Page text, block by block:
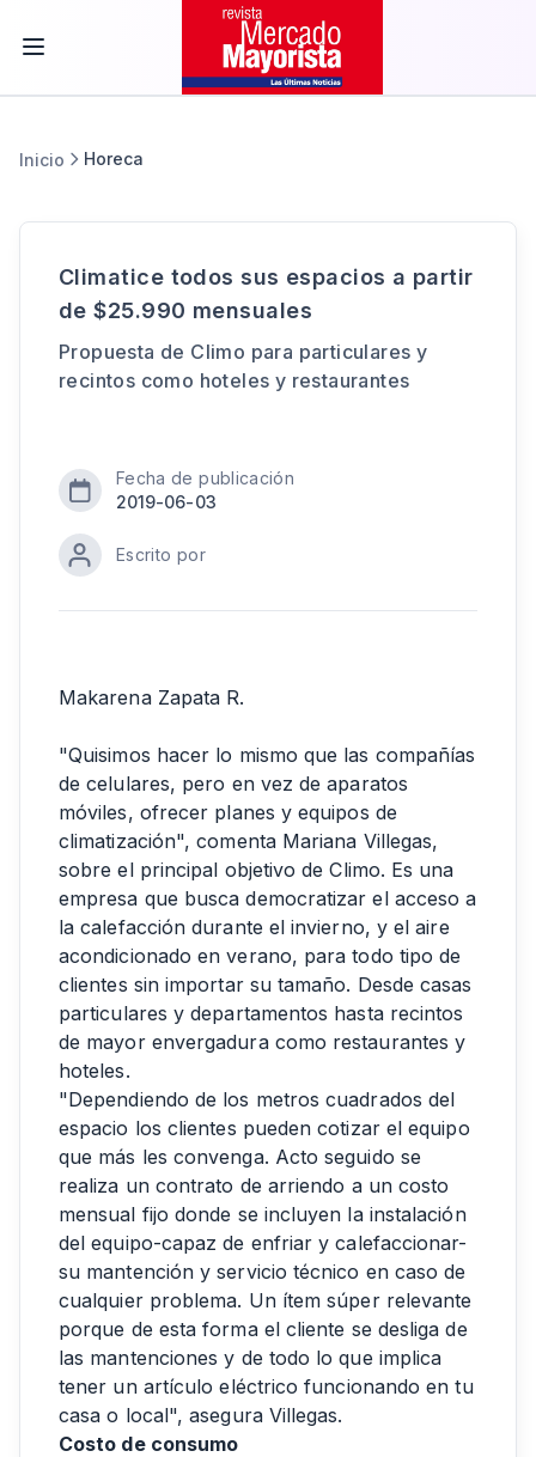
Inicio Horeca
Climatice todos sus espacios a partir
de $25.990 mensuales
Propuesta de Climo para particulares y
recintos como hoteles y restaurantes
Fecha de publicación
2019-06-03
Escrito por
Makarena Zapata R.
"Quisimos hacer lo mismo que las compañías
de celulares, pero en vez de aparatos
móviles, ofrecer planes y equipos de
climatización", comenta Mariana Villegas,
sobre el principal objetivo de Climo. Es una
empresa que busca democratizar el acceso a
la calefacción durante el invierno, y el aire
acondicionado en verano, para todo tipo de
clientes sin importar su tamaño. Desde casas
particulares y departamentos hasta recintos
de mayor envergadura como restaurantes y
hoteles.
"Dependiendo de los metros cuadrados del
espacio los clientes pueden cotizar el equipo
que más les convenga. Acto seguido se
realiza un contrato de arriendo a un costo
mensual fijo donde se incluyen la instalación
del equipo-capaz de enfriar y calefaccionar-
su mantención y servicio técnico en caso de
cualquier problema. Un ítem súper relevante
porque de esta forma el cliente se desliga de
las mantenciones y de todo lo que implica
tener un artículo eléctrico funcionando en tu
casa o local", asegura Villegas.
Costo de consumo